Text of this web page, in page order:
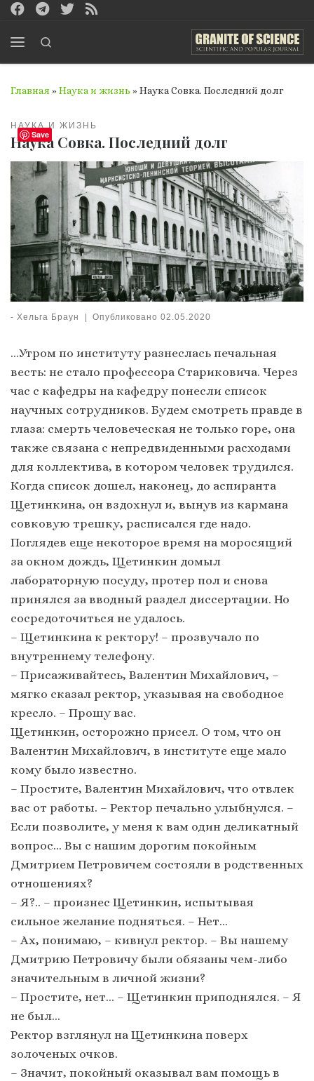
Перейти к содержимому
Главная » Наука и жизнь » Наука Совка. Последний долг
НАУКА И ЖИЗНЬ
Наука Совка. Последний долг
- Хельга Браун | Опубликовано02.05.2020
…Утром по институту разнеслась печальная
весть: не стало профессора Стариковича. Через
час с кафедры на кафедру понесли список
научных сотрудников. Будем смотреть правде в
глаза: смерть человеческая не только горе, она
также связана с непредвиденными расходами
для коллектива, в котором человек трудился.
Когда список дошел, наконец, до аспиранта
Щетинкина, он вздохнул и, вынув из кармана
совковую трешку, расписался где надо.
Поглядев еще некоторое время на моросящий
за окном дождь, Щетинкин домыл
лабораторную посуду, протер пол и снова
принялся за вводный раздел диссертации. Но
сосредоточиться не удалось.
– Щетинкина к ректору! – прозвучало по
внутреннему телефону.
– Присаживайтесь, Валентин Михайлович, –
мягко сказал ректор, указывая на свободное
кресло. – Прошу вас.
Щетинкин, осторожно присел. О том, что он
Валентин Михайлович, в институте еще мало
кому было известно.
– Простите, Валентин Михайлович, что отвлек
вас от работы. – Ректор печально улыбнулся. –
Если позволите, у меня к вам один деликатный
вопрос… Вы с нашим дорогим покойным
Дмитрием Петровичем состояли в родственных
отношениях?
– Я?.. – произнес Щетинкин, испытывая
сильное желание подняться. – Нет…
– Ах, понимаю, – кивнул ректор. – Вы нашему
Дмитрию Петровичу были обязаны чем-либо
значительным в личной жизни?
– Простите, нет… – Щетинкин приподнялся. – Я
не был…
Ректор взглянул на Щетинкина поверх
золоченых очков.
– Значит, покойный оказывал вам помощь в
Save